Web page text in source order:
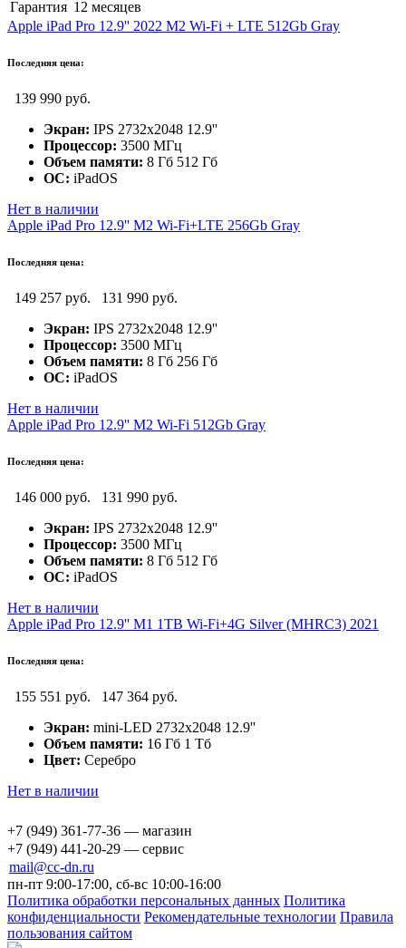
Гарантия 12 месяцев
Apple iPad Pro 12.9'' 2022 M2 Wi-Fi + LTE 512Gb Gray
Последняя цена:
139 990 руб.
Экран: IPS 2732x2048 12.9''
Процессор: 3500 МГц
Объем памяти: 8 Гб 512 Гб
ОС: iPadOS
Нет в наличии
Apple iPad Pro 12.9'' M2 Wi-Fi+LTE 256Gb Gray
Последняя цена:
149 257 руб.
131 990 руб.
Экран: IPS 2732x2048 12.9''
Процессор: 3500 МГц
Объем памяти: 8 Гб 256 Гб
ОС: iPadOS
Нет в наличии
Apple iPad Pro 12.9'' M2 Wi-Fi 512Gb Gray
Последняя цена:
146 000 руб.
131 990 руб.
Экран: IPS 2732x2048 12.9''
Процессор: 3500 МГц
Объем памяти: 8 Гб 512 Гб
ОС: iPadOS
Нет в наличии
Apple iPad Pro 12.9'' M1 1TB Wi-Fi+4G Silver (MHRC3) 2021
Последняя цена:
155 551 руб.
147 364 руб.
Экран: mini-LED 2732x2048 12.9''
Объем памяти: 16 Гб 1 Тб
Цвет: Серебро
Нет в наличии
+7 (949) 361-77-36 — магазин
+7 (949) 441-20-29 — сервис
mail@cc-dn.ru
пн-пт 9:00-17:00, сб-вс 10:00-16:00
Политика обработки персональных данных Политика
конфиденциальности Рекомендательные технологии Правила
пользования сайтом